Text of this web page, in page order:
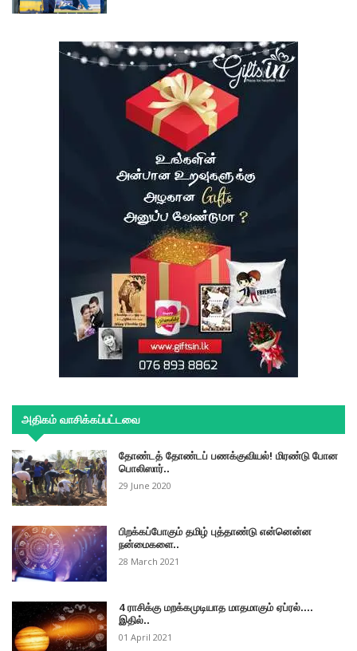
அதிகம் வாசிக்கப்பட்டவை
தோண்டத் தோண்டப் பணக்குவியல்! மிரண்டு போன
பொலிஸார்..
29 June 2020
பிறக்கப்போகும் தமிழ் புத்தாண்டு என்னென்ன
நன்மைகளை..
28 March 2021
4 ராசிக்கு மறக்கமுடியாத மாதமாகும் ஏப்ரல்....
இதில்..
01 April 2021